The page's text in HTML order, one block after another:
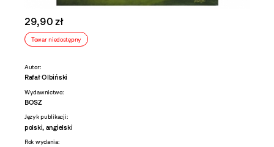
29,90 zł
Towar niedostępny
Autor:
Rafał Olbiński
Wydawnictwo:
BOSZ
Język publikacji:
polski, angielski
Rok wydania: